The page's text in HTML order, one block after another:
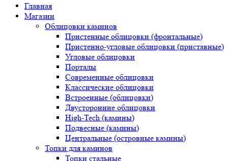
Главная
Магазин
Облицовки каминов
Пристенные облицовки (фронтальные)
Пристенно-угловые облицовки (приставные)
Угловые облицовки
Порталы
Современные облицовки
Классические облицовки
Встроенные (облицовки)
Двусторонние облицовки
High-Tech (камины)
Подвесные (камины)
Центральные (островные камины)
Топки для каминов
Топки стальные